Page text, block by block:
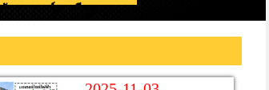
กันทรารมย์ จ.ศรีสะเกษ